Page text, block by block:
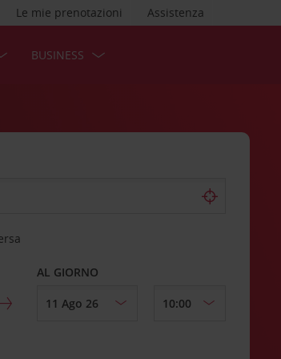
Assistenza
Le mie prenotazioni
BUSINESS
AL GIORNO